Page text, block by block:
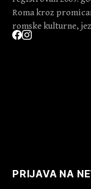
Roma kroz
romske kulturne,
PRIJAVA NA